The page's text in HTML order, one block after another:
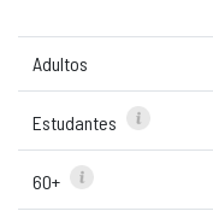
Adultos
Estudantes
60+